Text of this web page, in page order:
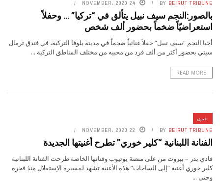
BY BEIRUT TRIBUNE 24 NOVEMBER، 2020
بالصور:النجم سيف نبيل يتألق في “تركيا” … وحفلاً
استعراضيّاً ضخماً بحضور ألف شخص
أحيا النجم “سيف نبيل” حفلاً غنائياً ضخماً في مدينة يلوفا التركية، في فندق ترمال
سيتي بحضور أكثر من ألف فرد من محبيه من مختلف المناطق التركية ...
READ MORE
فنون
BY BEIRUT TRIBUNE 22 NOVEMBER، 2020
الفنانة اللبنانية “كلير خوري” تطرح أغنيتها الجديدة
فادي بدر – بيروت من على منصة يوتيوب وقناتها الخاصة طرحت الفنانة اللبنانية ​
كلير خوري​ أغنية “إلى الساحات” هذه الأغنية تشهد لمسيرة الإستقلال منذ فجره
وحتى ...